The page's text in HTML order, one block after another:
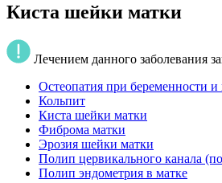
Киста шейки матки
Лечением данного заболевания
Остеопатия при беременности и
Кольпит
Киста шейки матки
Фиброма матки
Эрозия шейки матки
Полип цервикального канала
Полип эндометрия в матке